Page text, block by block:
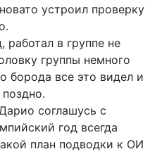
устроил проверку
в группе не
группы немного
борода все это видел и
соглашусь с
год всегда
план подводки к ОИ